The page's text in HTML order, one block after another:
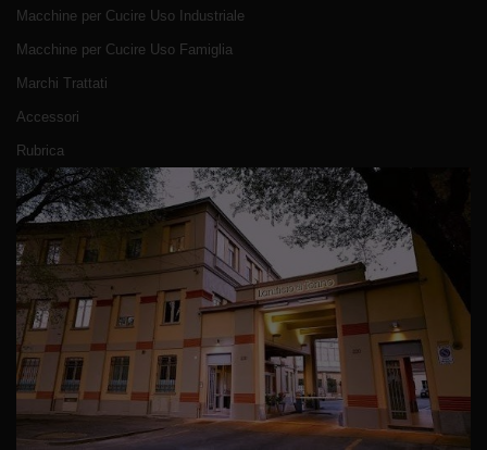
Macchine per Cucire Uso Industriale
Macchine per Cucire Uso Famiglia
Marchi Trattati
Accessori
Rubrica